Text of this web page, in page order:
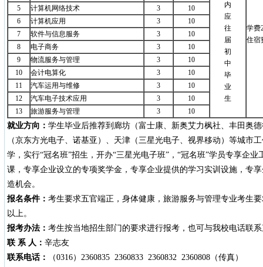
内
应
往
届
初
中
毕
业
生
学费
住宿
5
计算机网络技术 3
10
6
计算机应用 3
10
7
软件与信息服务 3
10
8
电子商务 3
10
9
物流服务与管理 3
10
10
会计电算化 3
10
11
汽车运用与维修 3
10
12
汽车电子技术应用 3
10
13
旅游服务与管理 3 10
就业方向： 学生毕业后推荐到廊坊（富士康、新奥艾力枫社、丰田奥
（京东方光电子、诺基亚）、天津（三星光电子、视界移动）等城市
学，实行“冠名班”招生，开办“三星光电子班”，“冠名班”学员专享企
课，专享企业设立的专项奖学金，专享企业提供的学习实训设施，专
造机会。
报名条件： 考生要求五官端正，身体健康，旅游服务与管理专业考生
以上。
报考办法： 考生按当地招生部门的要求进行报考，也可与我校电话联
联 系 人： 辛志友
联系电话：
（0316）2360835 2360833 2360832 2360808（传真）